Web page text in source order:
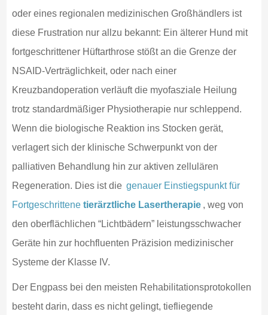
oder eines regionalen medizinischen Großhändlers ist
diese Frustration nur allzu bekannt: Ein älterer Hund mit
fortgeschrittener Hüftarthrose stößt an die Grenze der
NSAID-Verträglichkeit, oder nach einer
Kreuzbandoperation verläuft die myofasziale Heilung
trotz standardmäßiger Physiotherapie nur schleppend.
Wenn die biologische Reaktion ins Stocken gerät,
verlagert sich der klinische Schwerpunkt von der
palliativen Behandlung hin zur aktiven zellulären
Regeneration. Dies ist die genauer Einstiegspunkt für
Fortgeschrittene tierärztliche Lasertherapie , weg von
den oberflächlichen “Lichtbädern” leistungsschwacher
Geräte hin zur hochfluenten Präzision medizinischer
Systeme der Klasse IV.
Der Engpass bei den meisten Rehabilitationsprotokollen
besteht darin, dass es nicht gelingt, tiefliegende